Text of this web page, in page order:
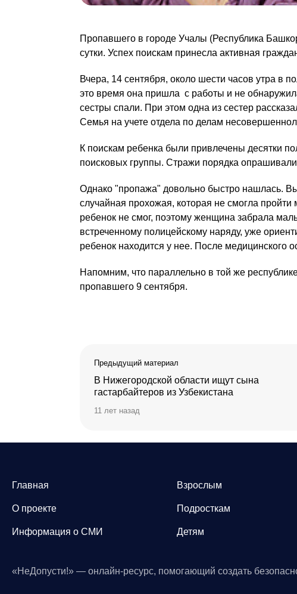
Пропавшего в городе Учалы (Республика
сутки. Успех поискам принесла активная
Вчера, 14 сентября, около шести часов утра в
это время она пришла с работы и не
сестры спали. При этом одна из сестер
Семья на учете отдела по делам
К поискам ребенка были привлечены десятки
поисковых группы. Стражи порядка
Однако "пропажа" довольно быстро нашлась.
случайная прохожая, которая не смогла
ребенок не смог, поэтому женщина забрала
встреченному полицейскому наряду, уже
ребенок находится у нее. После медицинского
Напомним, что параллельно в той же
пропавшего 9 сентября.
Предыдущий материал
В Нижегородской области ищут сына
гастарбайтеров из Узбекистана
11 лет назад
Главная
О проекте
Информация о СМИ
Взрослым
Подросткам
Детям
«НеДопусти!» — онлайн-ресурс, помогающий создать